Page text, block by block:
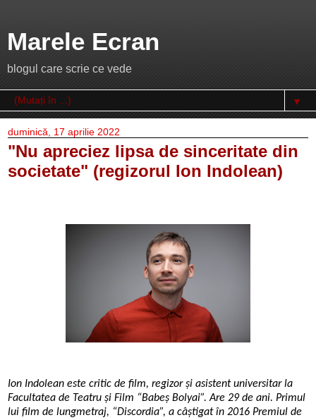
Marele Ecran
blogul care scrie ce vede
▼
duminică, 17 aprilie 2022
"Nu apreciez lipsa de sinceritate din
societate" (regizorul Ion Indolean)
Ion Indolean este critic de film, regizor și asistent universitar la
Facultatea de Teatru și Film “Babeș Bolyai”. Are 29 de ani. Primul
lui film de lungmetraj, “Discordia”, a câștigat în 2016 Premiul de